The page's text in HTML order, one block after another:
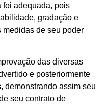
foi adequada, pois
gradação e
de seu poder
das diversas
e posteriormente
demonstrando assim seu
seu contrato de